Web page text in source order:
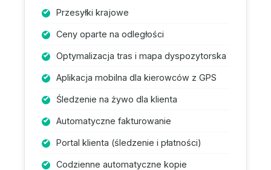
Przesyłki krajowe
Ceny oparte na odległości
Optymalizacja tras i mapa dyspozytorska
Aplikacja mobilna dla kierowców z GPS
Śledzenie na żywo dla klienta
Automatyczne fakturowanie
Portal klienta (śledzenie i płatności)
Codzienne automatyczne kopie